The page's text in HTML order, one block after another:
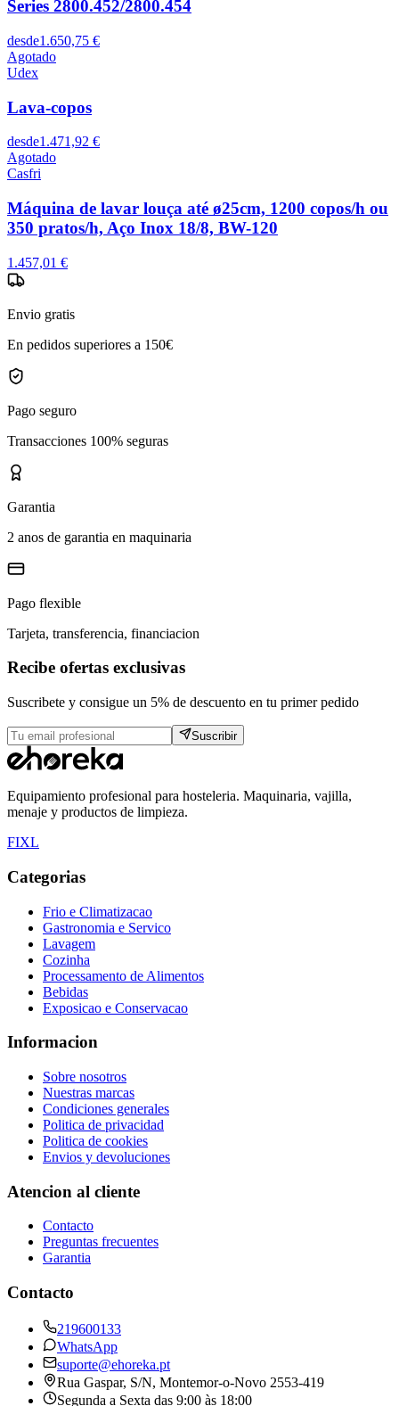
Series 2800.452/2800.454
desde1.650,75 €
Agotado
Udex
Lava-copos
desde1.471,92 €
Agotado
Casfri
Máquina de lavar louça até ø25cm, 1200 copos/h ou
350 pratos/h, Aço Inox 18/8, BW-120
1.457,01 €
Envio gratis
En pedidos superiores a 150€
Pago seguro
Transacciones 100% seguras
Garantia
2 anos de garantia en maquinaria
Pago flexible
Tarjeta, transferencia, financiacion
Recibe ofertas exclusivas
Suscribete y consigue un 5% de descuento en tu primer pedido
Suscribir
Equipamiento profesional para hosteleria. Maquinaria, vajilla,
menaje y productos de limpieza.
FIXL
Categorias
Frio e Climatizacao
Gastronomia e Servico
Lavagem
Cozinha
Processamento de Alimentos
Bebidas
Exposicao e Conservacao
Informacion
Sobre nosotros
Nuestras marcas
Condiciones generales
Politica de privacidad
Politica de cookies
Envios y devoluciones
Atencion al cliente
Contacto
Preguntas frecuentes
Garantia
Contacto
219600133
WhatsApp
suporte@ehoreka.pt
Rua Gaspar, S/N, Montemor-o-Novo 2553-419
Segunda a Sexta das 9:00 às 18:00